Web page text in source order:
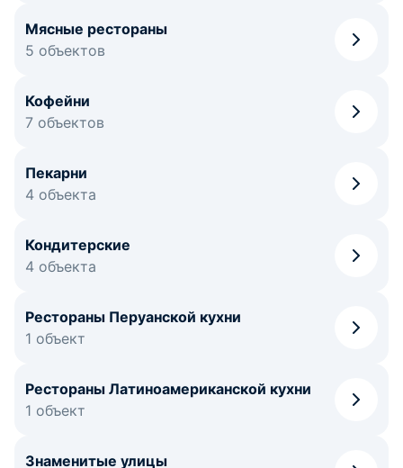
Мясные рестораны
5 объектов
Кофейни
7 объектов
Пекарни
4 объекта
Кондитерские
4 объекта
Рестораны Перуанской кухни
1 объект
Рестораны Латиноамериканской кухни
1 объект
Знаменитые улицы